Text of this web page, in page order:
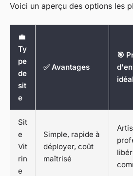
Voici un aperçu des options les
💼
Ty
pe
de
sit
e
✅ Avantages
🎯
idéal
Sit
e
Vit
rin
e
Simple, rapide à
déployer, coût
maîtrisé